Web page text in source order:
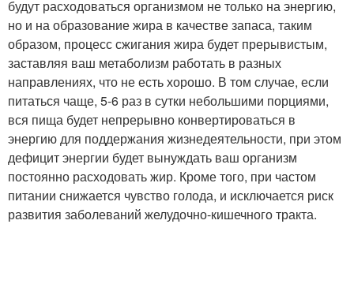
будут расходоваться организмом не только на энергию,
но и на образование жира в качестве запаса, таким
образом, процесс сжигания жира будет прерывистым,
заставляя ваш метаболизм работать в разных
направлениях, что не есть хорошо. В том случае, если
питаться чаще, 5-6 раз в сутки небольшими порциями,
вся пища будет непрерывно конвертироваться в
энергию для поддержания жизнедеятельности, при этом
дефицит энергии будет вынуждать ваш организм
постоянно расходовать жир. Кроме того, при частом
питании снижается чувство голода, и исключается риск
развития заболеваний желудочно-кишечного тракта.